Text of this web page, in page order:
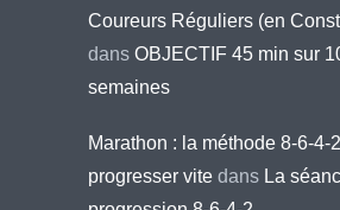
Coureurs Réguliers (en
dans OBJECTIF 45 min sur
semaines
Marathon : la méthode 8-6-4-
progresser vite dans La